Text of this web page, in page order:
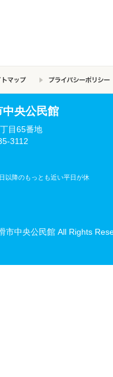
央公民館
目65番地
3112
以降のもっとも近い平日が休
市中央公民館 All Rights